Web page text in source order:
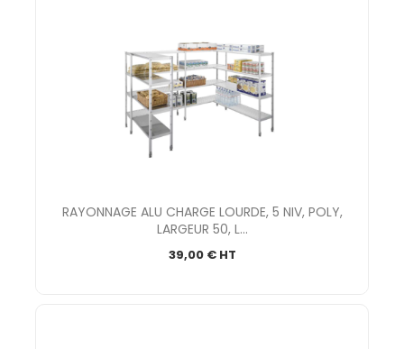
RAYONNAGE ALU CHARGE LOURDE, 5 NIV, POLY,
LARGEUR 50, L...
39,00 € HT